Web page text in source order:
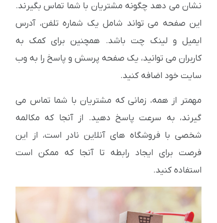
نشان می دهد چگونه مشتریان با شما تماس بگیرند.
این صفحه می تواند شامل یک شماره تلفن، آدرس
ایمیل و لینک چت باشد. همچنین برای کمک به
کاربران می توانید، یک صفحه پرسش و پاسخ را به وب
سایت خود اضافه کنید.
مهمتر از همه، زمانی که مشتریان با شما تماس می
گیرند، به سرعت پاسخ دهید. از آنجا که مکالمه
شخصی با فروشگاه های آنلاین نادر است، از این
فرصت برای ایجاد رابطه تا آنجا که ممکن است
استفاده کنید.